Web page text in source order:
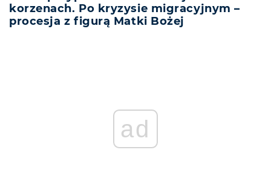
korzenach. Po kryzysie migracyjnym –
procesja z figurą Matki Bożej
ad